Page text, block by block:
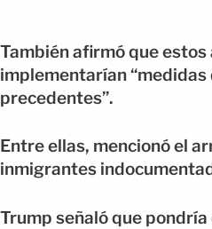
También afirmó que estos
implementarían
precedentes”.
Entre ellas, mencionó el
inmigrantes
Trump señaló que